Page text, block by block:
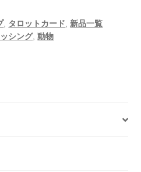
, タロットカード
新品一覧
シング,動物